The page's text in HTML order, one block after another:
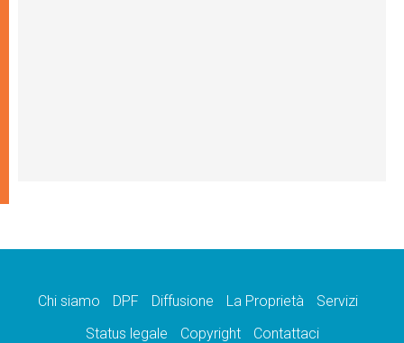
Chi siamo DPF Diffusione La Proprietà
Servizi
Status legale
Copyright Contattaci